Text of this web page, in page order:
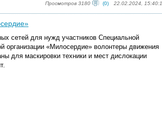
Просмотров 3180 (0) 22.02.2024,
сетей для нужд участников Специальной
организации «Милосердие» волонтеры движения
для маскировки техники и мест дислокации